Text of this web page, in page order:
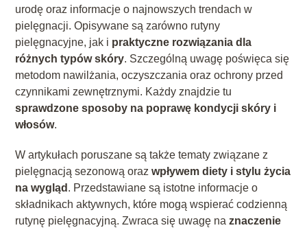
urodę oraz informacje o najnowszych trendach w
pielęgnacji. Opisywane są zarówno rutyny
pielęgnacyjne, jak i praktyczne rozwiązania dla
różnych typów skóry. Szczególną uwagę poświęca się
metodom nawilżania, oczyszczania oraz ochrony przed
czynnikami zewnętrznymi. Każdy znajdzie tu
sprawdzone sposoby na poprawę kondycji skóry i
włosów.
W artykułach poruszane są także tematy związane z
pielęgnacją sezonową orazwpływem diety i stylu życia
na wygląd . Przedstawiane są istotne informacje o
składnikach aktywnych, które mogą wspierać codzienną
rutynę pielęgnacyjną. Zwraca się uwagę naznaczenie